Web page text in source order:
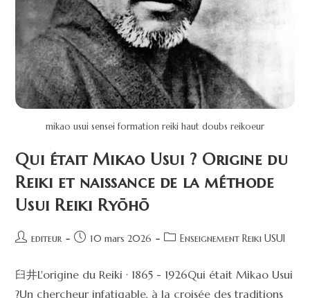
mikao usui sensei formation reiki haut doubs reikoeur
Qui était Mikao Usui ? Origine du
Reiki et naissance de la méthode
Usui Reiki Ryōhō
editeur 10 mars 2026 Enseignement Reiki USUI
臼井L'origine du Reiki · 1865 - 1926Qui était Mikao Usui
?Un chercheur infatigable, à la croisée des traditions